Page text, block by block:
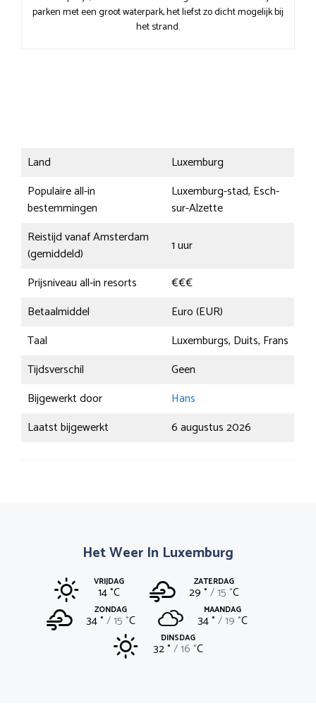
parken met een groot waterpark, het liefst zo dicht mogelijk bij
het strand.
Land
Luxemburg
Populaire all-in
bestemmingen
Luxemburg-stad, Esch-
sur-Alzette
Reistijd vanaf Amsterdam
(gemiddeld)
1 uur
Prijsniveau all-in resorts
€€€
Betaalmiddel
Euro (EUR)
Taal
Luxemburgs, Duits, Frans
Tijdsverschil
Geen
Bijgewerkt door
Hans
Laatst bijgewerkt
6 augustus 2026
Het Weer In Luxemburg
VRIJDAG
14 °C
ZATERDAG
29 ° 15 °C
ZONDAG
34 ° 15 °C
MAANDAG
34 ° 19 °C
DINSDAG
32 ° 16 °C